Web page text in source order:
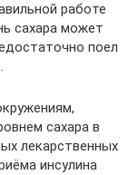
работе
сахара может
поел
сахара в
лекарственных
инсулина